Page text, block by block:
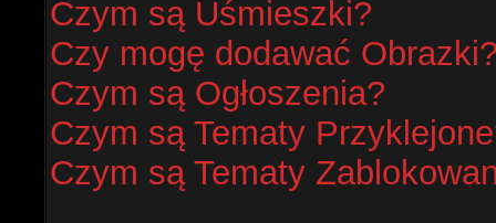
Czym są Uśmieszki?
Czy mogę dodawać
Czym są Ogłoszenia?
Czym są Tematy
Czym są Tematy